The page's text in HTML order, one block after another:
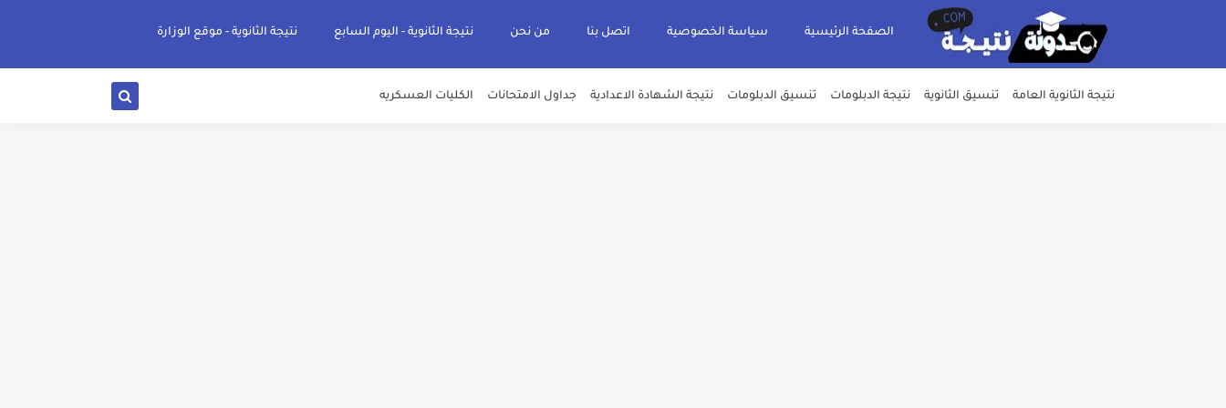
الصفحة الرئيسية سياسة الخصوصية اتصل بنا من نحن نتيجة الثانوية - اليوم السابع نتيجة الثانوية - موقع الوزارة
نتيجة الثانوية العامة تنسيق الثانوية نتيجة الدبلومات تنسيق الدبلومات نتيجة الشهادة الاعدادية جداول الامتحانات الكليات العسكريه